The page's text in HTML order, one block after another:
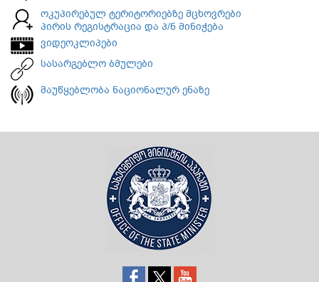
ოკუპირებულ ტერიტორიებზე მცხოვრები
პირის რეგისტრაცია და პ/ნ მინიჭება
ვიდეოკლიპები
სასარგებლო ბმულები
მაუწყებლობა ნაციონალურ ენაზე